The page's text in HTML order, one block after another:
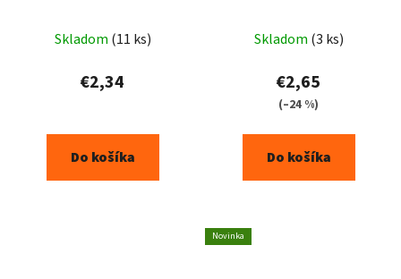
Skladom (11 ks)
€2,34
Do košíka
Skladom (3 ks)
€2,65
(–24 %)
Do košíka
Novinka